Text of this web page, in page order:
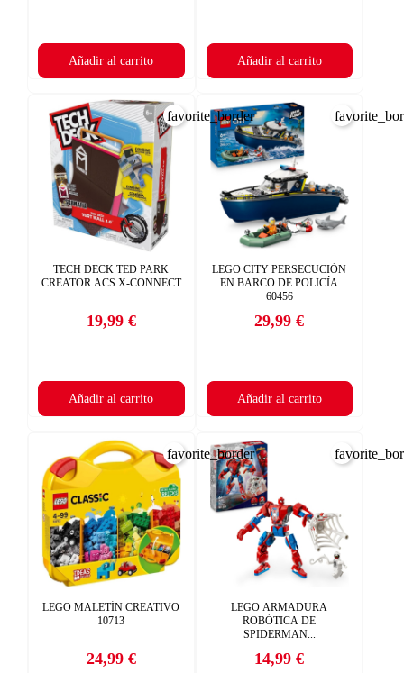
Añadir al carrito Añadir al carrito
TECH DECK TED PARK
CREATOR ACS X-CONNECT
Precio
19,99 €
Añadir al carrito
favorite_border
LEGO CITY PERSECUCIÓN
EN BARCO DE POLICÍA
60456
Precio
29,99 €
Añadir al carrito
LEGO MALETÍN CREATIVO
10713
Precio
24,99 €
favorite_border
LEGO ARMADURA
ROBÓTICA DE
SPIDERMAN...
Precio
14,99 €